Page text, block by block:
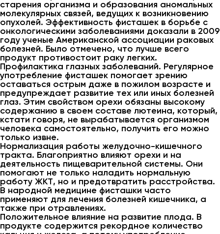
старения организма и образования аномальных
молекулярных связей, ведущих к возникновению
опухолей. Эффективность фисташек в борьбе с
онкологическими заболеваниями доказали в 2009
году ученые Американской ассоциации раковых
болезней. Было отмечено, что лучше всего
продукт противостоит раку легких.
Профилактика глазных заболеваний. Регулярное
употребление фисташек помогает зрению
оставаться острым даже в пожилом возрасте и
предупреждает развитие тех или иных болезней
глаз. Этим свойством орехи обязаны высокому
содержанию в своем составе лютеина, который,
кстати говоря, не вырабатывается организмом
человека самостоятельно, получить его можно
только извне.
Нормализация работы желудочно-кишечного
тракта. Благоприятно влияют орехи и на
деятельность пищеварительной системы. Они
помогают не только наладить нормальную
работу ЖКТ, но и предотвратить расстройства.
В народной медицине фисташки часто
применяют для лечения болезней кишечника, а
также при отравлениях.
Положительное влияние на развитие плода. В
продукте содержится рекордное количество